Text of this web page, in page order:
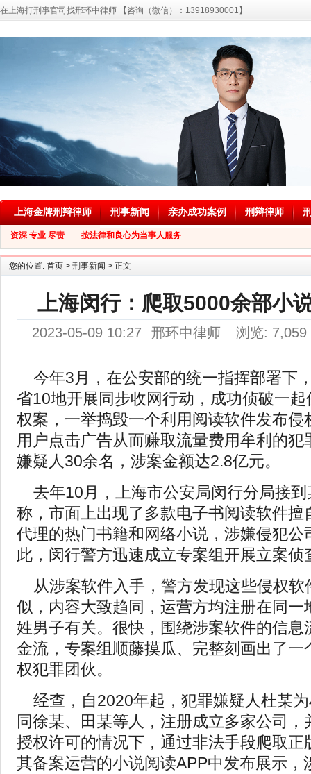
在上海打刑事官司找邢环中律师 【咨询（微信）：13918930001】
上海金牌刑辩律师 刑事新闻 亲办成功案例 刑辩律师
资深 专业 尽责 按法律和良心为当事人服务
您的位置: 首页 > 刑事新闻 > 正文
上海闵行：爬取5000余部小
2023-05-09 10:27 邢环中律师 浏览: 7,059
今年3月，在公安部的统一指挥部署下
省10地开展同步收网行动，成功侦破一
权案，一举捣毁一个利用阅读软件发布侵
用户点击广告从而赚取流量费用牟利的犯
嫌疑人30余名，涉案金额达2.8亿元。
去年10月，上海市公安局闵行分局接
称，市面上出现了多款电子书阅读软件擅
代理的热门书籍和网络小说，涉嫌侵犯公
此，闵行警方迅速成立专案组开展立案侦
从涉案软件入手，警方发现这些侵权
似，内容大致趋同，运营方均注册在同一
姓男子有关。很快，围绕涉案软件的信息
金流，专案组顺藤摸瓜、完整刻画出了一
权犯罪团伙。
经查，自2020年起，犯罪嫌疑人杜某
同徐某、田某等人，注册成立多家公司，
授权许可的情况下，通过非法手段爬取正
其备案运营的小说阅读APP中发布展示，